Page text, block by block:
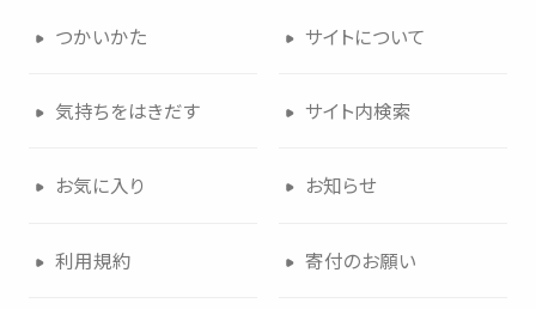
つかいかた サイトについて
気持ちをはきだす サイト内検索
お気に入 り お知らせ
利用規約 寄付のお願い